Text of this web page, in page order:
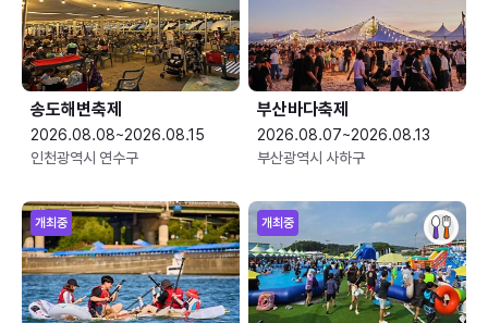
송도해변축제
2026.08.08~2026.08.15
인천광역시 연수구
부산바다축제
2026.08.07~2026.08.13
부산광역시 사하구
개최중 개최중